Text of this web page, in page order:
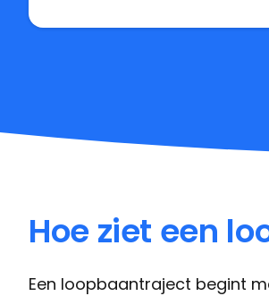
Hoe ziet een
Een loopbaantraject begint